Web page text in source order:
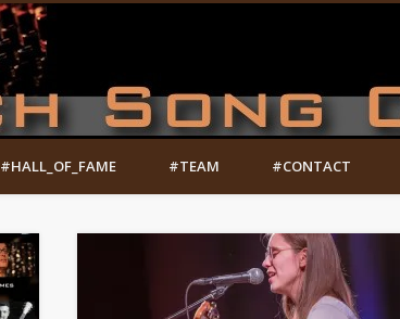
#HALL_OF_FAME #TEAM #CONTACT